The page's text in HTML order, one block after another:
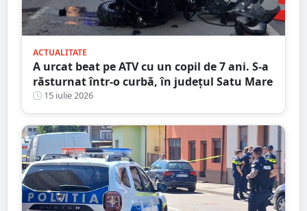
ACTUALITATE
A urcat beat pe ATV cu un copil de 7 ani. S-a
răsturnat într-o curbă, în județul Satu Mare
15 iulie 2026